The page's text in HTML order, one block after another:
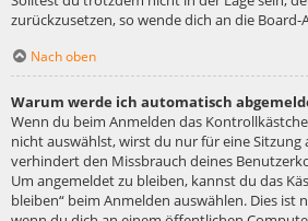
zurückzusetzen, so wende dich an die
Nach oben
Warum werde ich automatisch
Wenn du beim Anmelden das
nicht auswählst, wirst du nur für eine Sitzung
verhindert den Missbrauch deines
Um angemeldet zu bleiben, kannst du das
bleiben“ beim Anmelden auswählen. Dies ist